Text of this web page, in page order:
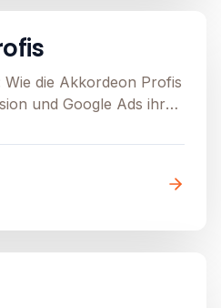
unavailable
Wie die Akkordeon Profis
und Google Ads ihren
unavailable